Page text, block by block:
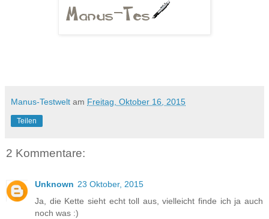
Manus-Testwelt am Freitag, Oktober 16, 2015
Teilen
2 Kommentare:
Unknown 23 Oktober, 2015
Ja, die Kette sieht echt toll aus, vielleicht finde ich ja auch
noch was :)